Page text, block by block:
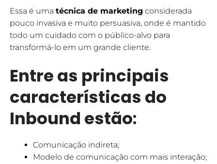
Essa é uma técnica de marketing considerada
pouco invasiva e muito persuasiva, onde é mantido
todo um cuidado com o público-alvo para
transformá-lo em um grande cliente.
Entre as principais
características do
Inbound estão:
Comunicação indireta;
Modelo de comunicação com mais interação;